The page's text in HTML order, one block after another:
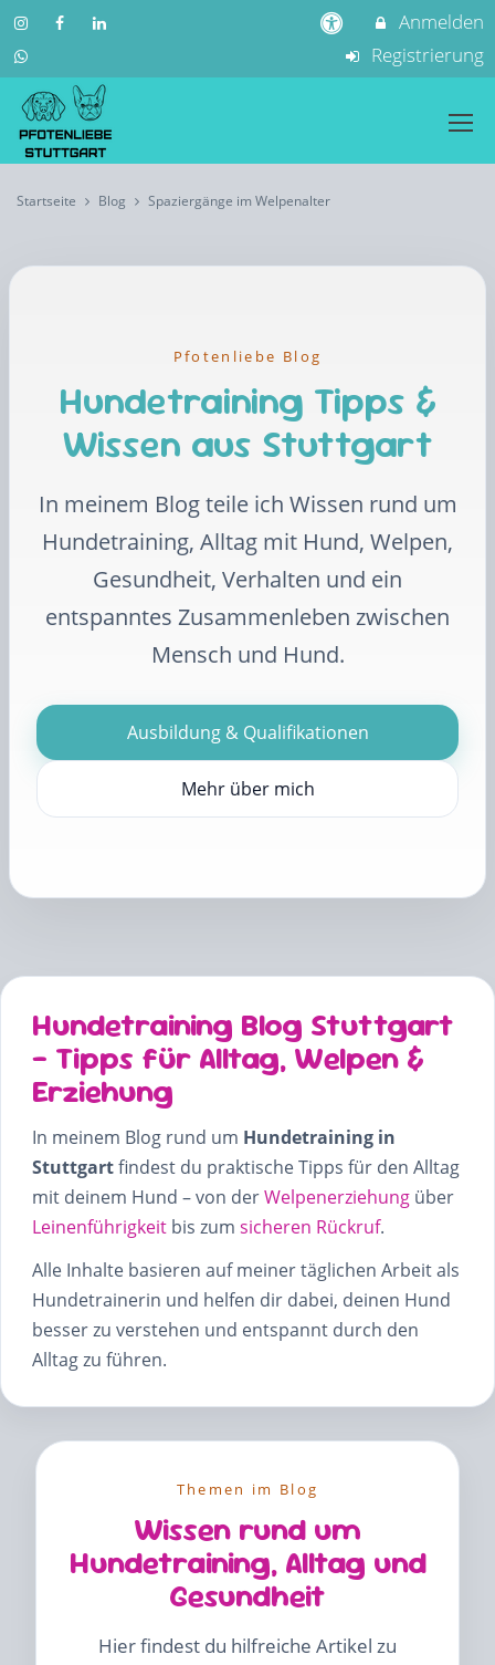
Anmelden
Registrierung
Startseite Blog Spaziergänge im Welpenalter
Pfotenliebe Blog
Hundetraining Tipps &
Wissen aus Stuttgart
In meinem Blog teile ich Wissen rund um
Hundetraining, Alltag mit Hund, Welpen,
Gesundheit, Verhalten und ein
entspanntes Zusammenleben zwischen
Mensch und Hund.
Ausbildung & Qualifikationen
Mehr über mich
Hundetraining Blog Stuttgart
– Tipps für Alltag, Welpen &
Erziehung
In meinem Blog rund um Hundetraining in
Stuttgartfindest du praktische Tipps für den Alltag
mit deinem Hund – von derWelpenerziehung über
Leinenführigkeit bis zum sicheren Rückruf.
Alle Inhalte basieren auf meiner täglichen Arbeit als
Hundetrainerin und helfen dir dabei, deinen Hund
besser zu verstehen und entspannt durch den
Alltag zu führen.
Themen im Blog
Wissen rund um
Hundetraining, Alltag und
Gesundheit
Hier findest du hilfreiche Artikel zu